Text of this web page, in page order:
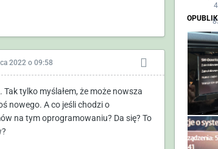
2022 o 09:58
Tak tylko myślałem, że może nowsza
nowego. A co jeśli chodzi o
na tym oprogramowaniu? Da się? To